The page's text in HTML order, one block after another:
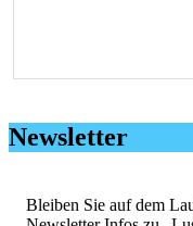
Newsletter
Bleiben Sie auf dem